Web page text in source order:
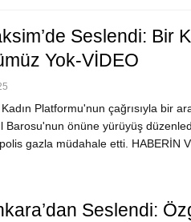
Seslendi: Bir
Yok-VİDEO
Platformu'nun çağrısıyla bir
Barosu'nun önüne yürüyüş
gazla müdahale etti. HABERİN
Seslendi: